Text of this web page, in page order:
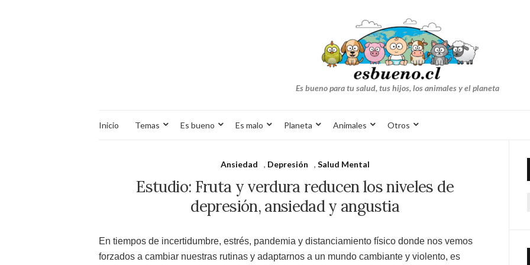
Es bueno para tu salud, tus hijos, los animales y el planeta
Inicio Temas Es bueno Es malo Planeta Animales Otros
Ansiedad , Depresión , Salud Mental
Estudio: Fruta y verdura reducen los niveles de
depresión, ansiedad y angustia
En tiempos de incertidumbre, estrés, pandemia y distanciamiento físico donde nos vemos
forzados a cambiar nuestras rutinas y adaptarnos a un mundo cambiante y violento, es